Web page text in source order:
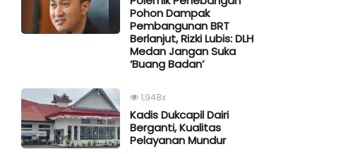
Pohon Dampak
Pembangunan BRT
Berlanjut, Rizki Lubis: DLH
Medan Jangan Suka
‘Buang Badan’
1,948x
Kadis Dukcapil Dairi
Berganti, Kualitas
Pelayanan Mundur